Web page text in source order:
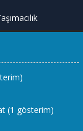
(1 gösterim)